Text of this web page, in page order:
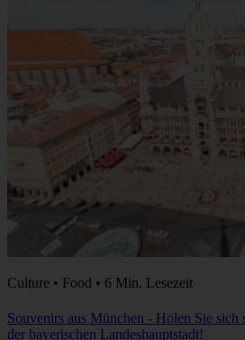
Culture • Food • 6 Min. Lesezeit
Souvenirs aus München - Holen Sie sich
der bayerischen Landeshauptstadt!